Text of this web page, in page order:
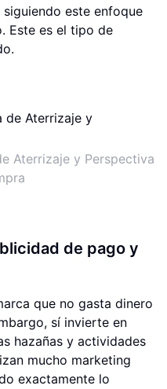
este enfoque
Este es el tipo de
Aterrizaje y Perspectiva
de pago y
que no gasta dinero
sí invierte en
hazañas y actividades
mucho marketing
exactamente lo